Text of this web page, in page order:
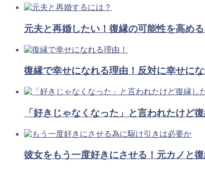
元夫と再婚したい！復縁の可能性を高める
復縁で幸せになれる理由！反対に幸せに
「好きじゃなくなった」と言われたけど
彼女をもう一度好きにさせる！元カノと